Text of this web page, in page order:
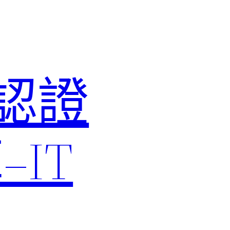
證